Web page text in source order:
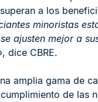
a los
minoristas
ajusten mejor a
dice CBRE.
amplia gama de
de las